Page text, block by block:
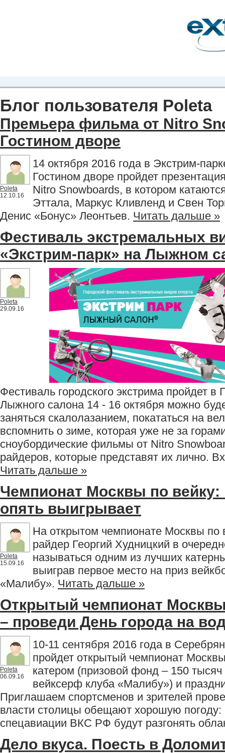
Блог пользователя Poleta
Премьера фильма от Nitro
Гостином дворе
Poleta
12.10.16
14 октября 2016 года в Экстрим-
Гостином дворе пройдет
Nitro Snowboards, в котором
Эттала, Маркус Кливленд и Свен
Денис «Бонус» Леонтьев. Читать дальше »
Фестиваль экстремальных
«Экстрим-парк» на Лыжном
Poleta
29.09.16
Фестиваль городского экстрима пройдет в
Лыжного салона 14 - 16 октября можно
заняться скалолазанием, покататься на
вспомнить о зиме, которая уже не за
сноубордические фильмы от Nitro
райдеров, которые представят их лично.
Читать дальше »
Чемпионат Москвы по вейку:
опять выигрывает
Poleta
15.09.16
На открытом чемпионате Москвы по
райдер Георгий Худницкий в
называться одним из лучших
выиграв первое место на приз
«Малибу». Читать дальше »
Открытый чемпионат
– проведи День города на
Poleta
06.09.16
10-11 сентября 2016 года в
пройдет открытый чемпионат
катером (призовой фонд – 150
вейксерф клуба «Малибу») и
Приглашаем спортсменов и зрителей
власти столицы обещают хорошую погоду:
спецавиации ВКС РФ будут разгонять
Дело вкуса. Поесть в